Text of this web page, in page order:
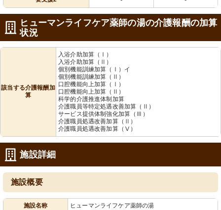
ヒューマンライフケア薬師の湯の介護報酬の加算
状況
該当する介護報酬加
算
入浴介助加算（Ⅰ）
入浴介助加算（Ⅱ）
個別機能訓練加算（Ⅰ）イ
個別機能訓練加算（Ⅱ）
口腔機能向上加算（Ⅰ）
口腔機能向上加算（Ⅱ）
科学的介護推進体制加算
介護職員等特定処遇改善加算（Ⅱ）
サービス提供体制強化加算（Ⅲ）
介護職員処遇改善加算（Ⅱ）
介護職員処遇改善加算（Ⅴ）
施設詳細
施設概要
施設名称 ヒューマンライフケア薬師の湯